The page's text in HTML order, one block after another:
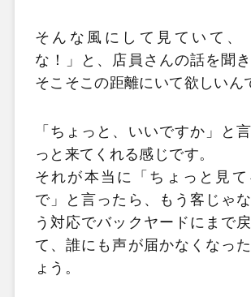
そんな風にして見ていて、
な！」と、店員さんの話を聞
そこそこの距離にいて欲しいん
「ちょっと、いいですか」と
っと来てくれる感じです。
それが本当に「ちょっと見
で」と言ったら、もう客じゃ
う対応でバックヤードにまで
て、誰にも声が届かなくなっ
ょう。